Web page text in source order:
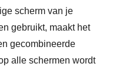
scherm van je
gebruikt, maakt het
gecombineerde
alle schermen wordt